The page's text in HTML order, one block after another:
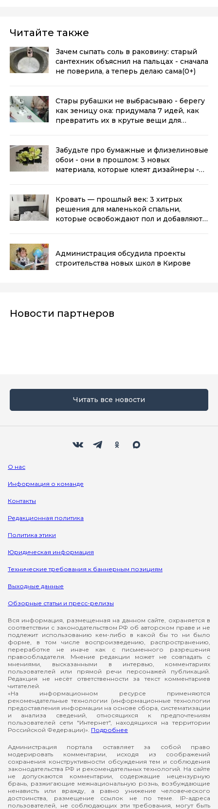
Читайте также
Зачем сыпать соль в раковину: старый
сантехник объяснил на пальцах - сначала
не поверила, а теперь делаю сама(0+)
Стары рубашки не выбрасываю - берегу
как зеницу ока: придумала 7 идей, как
превратить их в крутые вещи для
Забудьте про бумажные и флизелиновые
обои - они в прошлом: 3 новых
материала, которые клеят дизайнеры -
Кровать — прошлый век: 3 хитрых
решения для маленькой спальни,
которые освобождают пол и добавляют
Администрация обсудила проекты
строительства новых школ в Кирове
Новости партнеров
Читать все новости
О нас
Информация о команде
Контакты
Редакционная политика
Политика этики
Юридическая информация
Технические требования к баннерным позициям
Выходные данные
Обзорные статьи и пресс-релизы
Вся информация, размещенная на данном сайте, охраняется в
соответствии с законодательством РФ об авторском праве и не
подлежит использованию кем-либо в какой бы то ни было
форме, в том числе воспроизведению, распространению,
переработке не иначе как с письменного разрешения
правообладателя. Мнение редакции может не совпадать с
мнениями, высказанными в интервью, комментариях
пользователей или прямой речи персонажей публикаций.
Редакция не несёт ответственности за текст комментариев
читателей.
«На информационном ресурсе применяются
рекомендательные технологии (информационные технологии
предоставления информации на основе сбора, систематизации
и анализа сведений, относящихся к предпочтениям
пользователей сети "Интернет", находящихся на территории
Российской Федерации)». Подробнее
Администрация портала оставляет за собой право
модерировать комментарии, исходя из соображений
сохранения конструктивности обсуждения тем и соблюдения
законодательства РФ и рекомендательных технологий. На сайте
не допускаются комментарии, содержащие нецензурную
брань, разжигающие межнациональную рознь, возбуждающие
ненависть или вражду, а равно унижение человеческого
достоинства, размещение ссылок не по теме. IP-адреса
пользователей, не соблюдающих эти требования, могут быть